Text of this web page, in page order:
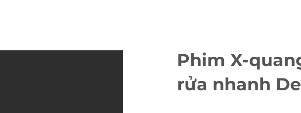
Phim X-
rửa nhanh